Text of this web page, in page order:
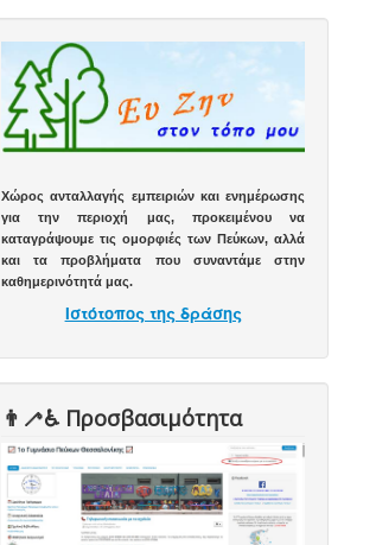
Χώρος ανταλλαγής εμπειριών και ενημέρωσης
για την περιοχή μας, προκειμένου να
καταγράψουμε τις ομορφιές των Πεύκων, αλλά
και τα προβλήματα που συναντάμε στην
καθημερινότητά μας.
Ιστότοπος της δράσης
👨‍🦯♿️ Προσβασιμότητα